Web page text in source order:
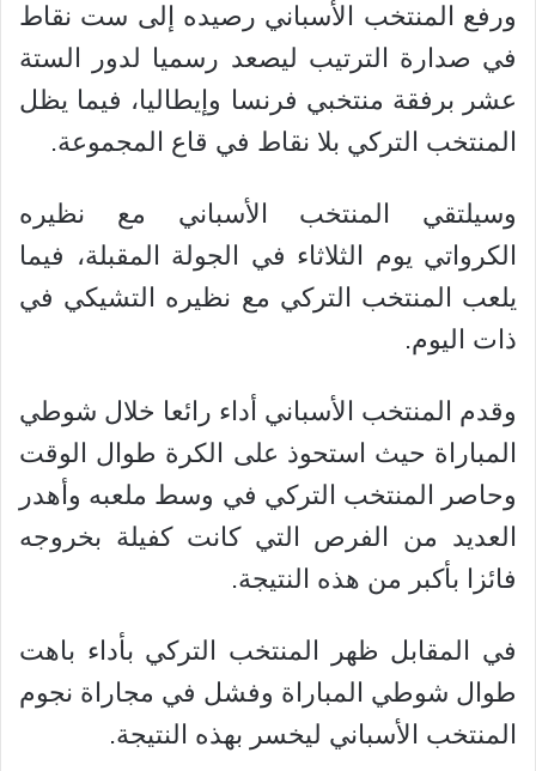
ورفع المنتخب الأسباني رصيده إلى ست نقاط
في صدارة الترتيب ليصعد رسميا لدور الستة
عشر برفقة منتخبي فرنسا وإيطاليا، فيما يظل
المنتخب التركي بلا نقاط في قاع المجموعة.
وسيلتقي المنتخب الأسباني مع نظيره
الكرواتي يوم الثلاثاء في الجولة المقبلة، فيما
يلعب المنتخب التركي مع نظيره التشيكي في
ذات اليوم.
وقدم المنتخب الأسباني أداء رائعا خلال شوطي
المباراة حيث استحوذ على الكرة طوال الوقت
وحاصر المنتخب التركي في وسط ملعبه وأهدر
العديد من الفرص التي كانت كفيلة بخروجه
فائزا بأكبر من هذه النتيجة.
في المقابل ظهر المنتخب التركي بأداء باهت
طوال شوطي المباراة وفشل في مجاراة نجوم
المنتخب الأسباني ليخسر بهذه النتيجة.